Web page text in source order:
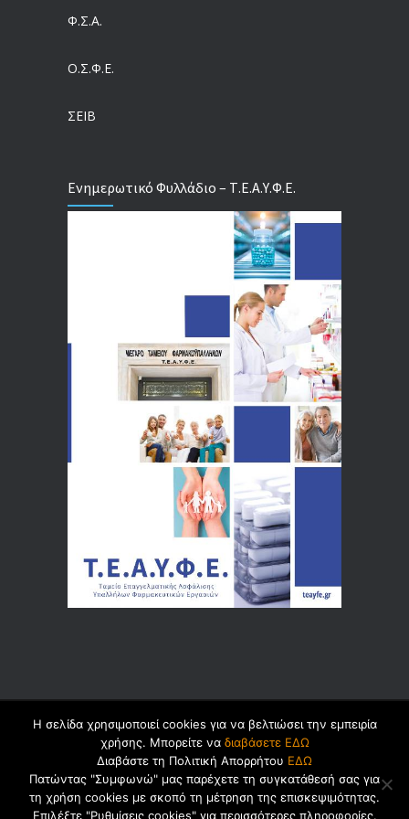
Φ.Σ.Α.
Ο.Σ.Φ.Ε.
ΣΕΙΒ
Ενημερωτικό Φυλλάδιο – Τ.Ε.Α.Υ.Φ.Ε.
© 2026 byDualsoft
Πολιτική Ασφαλείας Προσωπικών
Η σελίδα χρησιμοποιεί cookies για να βελτιώσει την εμπειρία
χρήσης. Μπορείτε να διαβάσετε ΕΔΩ
Διαβάστε τη Πολιτική Απορρήτου ΕΔΩ
Πατώντας "Συμφωνώ" μας παρέχετε τη συγκατάθεσή σας για
τη χρήση cookies με σκοπό τη μέτρηση της επισκεψιμότητας.
Επιλέξτε "Ρυθμίσεις cookies" για περισσότερες πληροφορίες.